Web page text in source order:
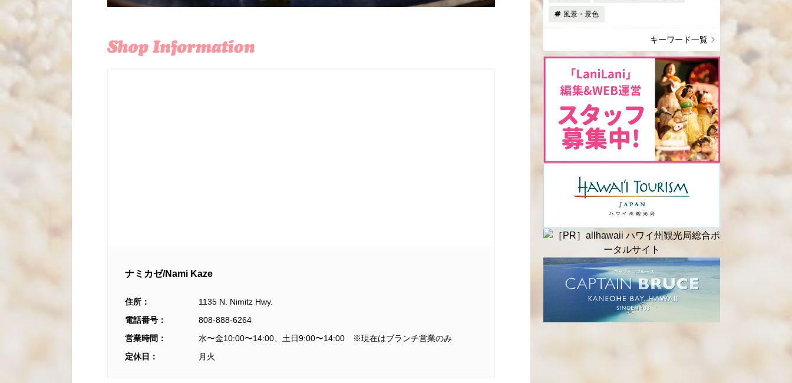
ナミカゼ/Nami Kaze
住所：
1135 N. Nimitz Hwy.
電話番号：
808-888-6264
営業時間：
水〜金10:00〜14:00、土日9:00〜14:00 ※現在はブランチ営業のみ
定休日：
月火
風景・景色
キーワード一覧